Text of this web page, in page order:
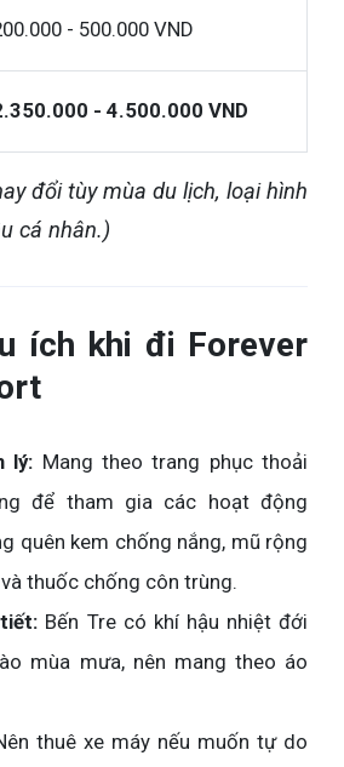
- 500.000 VND
- 4.500.000 VND
đổi tùy mùa du lịch, loại hình
cá nhân.)
ích khi đi Forever
lý: Mang theo trang phục thoải
để tham gia các hoạt động
quên kem chống nắng, mũ rộng
thuốc chống côn trùng.
Bến Tre có khí hậu nhiệt đới
mùa mưa, nên mang theo áo
thuê xe máy nếu muốn tự do